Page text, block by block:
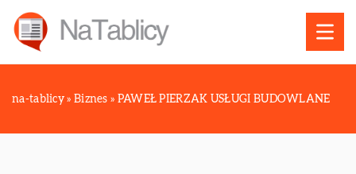
na-tablicy » Biznes » PAWEŁ PIERZAK USŁUGI BUDOWLANE